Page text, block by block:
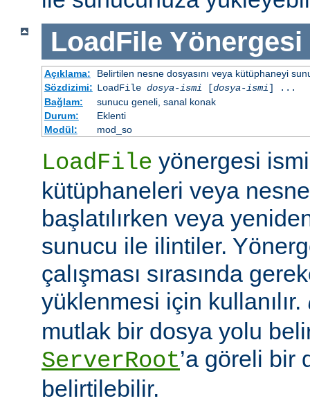
LoadFile Yönergesi
Açıklama:
Belirtilen nesne dosyasını veya kütüphaneyi
Sözdizimi: LoadFile dosya-ismi [dosya-ismi] ...
Bağlam:
sunucu geneli, sanal konak
Durum:
Eklenti
Modül:
mod_so
LoadFile yönergesi
kütüphaneleri veya
başlatılırken veya
sunucu ile ilintiler.
çalışması sırasında
yüklenmesi için kullanılır.
mutlak bir dosya yolu
ServerRoot’a göreli bir
belirtilebilir.